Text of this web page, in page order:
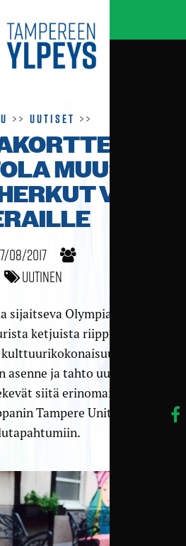
>>Uutiset >>
MUUSA
VIP-
08/2017
Uutinen
sijaitseva Olympiakortteli
ketjuista riippumaton
ja tahto uudistaa
siitä erinomaisen
Tampere Unitedin